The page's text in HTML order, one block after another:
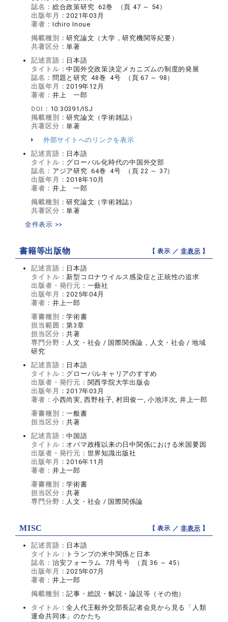
誌名： 総合政策研究 62巻 （頁 47 ～ 54）
出版年月：2021年03月
著者： Ichiro Inoue
掲載種別：研究論文（大学，研究機関等紀要）
共著区分：単著
記述言語： 日本語
タイトル：中国外交政策決定メカニズムの制度的発展
誌名： 問題と研究 48巻 4号 （頁 67 ～ 98）
出版年月：2019年12月
著者： 井上 一郎
DOI： 10.30391/ISJ
掲載種別：研究論文（学術雑誌）
共著区分：単著
外部サイトへのリンクを表示
記述言語： 日本語
タイトル： グローバル化時代の中国外交部
誌名： アジア研究 64巻 4号 （頁 22 ～ 37）
出版年月：2018年10月
著者： 井上 一郎
掲載種別：研究論文（学術雑誌）
共著区分：単著
全件表示 >>
書籍等出版物 【 表示 ／非表示 】
記述言語： 日本語
タイトル： 新型コロナウイルス感染症と正統性の追求
出版者・発行元： 一藝社
出版年月：2025年04月
著者： 井上一郎
著書種別：学術書
担当範囲：第3章
担当区分：共著
専門分野： 人文・社会 / 国際関係論，人文・社会 / 地域
研究
記述言語： 日本語
タイトル： グローバルキャリアのすすめ
出版者・発行元： 関西学院大学出版会
出版年月：2017年03月
著者： 小西尚実, 西野桂子, 村田俊一, 小池洋次, 井上一郎
著書種別：一般書
担当区分：共著
記述言語：中国語
タイトル： オバマ政権以来の日中関係における米国要因
出版者・発行元： 世界知識出版社
出版年月：2016年11月
著者： 井上一郎
著書種別：学術書
担当区分：共著
専門分野： 人文・社会 / 国際関係論
MISC 【 表示 ／非表示 】
記述言語： 日本語
タイトル： トランプの米中関係と日本
誌名： 治安フォーラム 7月号号 （頁 36 ～ 45）
出版年月：2025年07月
著者： 井上一郎
掲載種別：記事・総説・解説・論説等（その他）
タイトル：全人代王毅外交部長記者会見から見る「人類
運命共同体」のかたち